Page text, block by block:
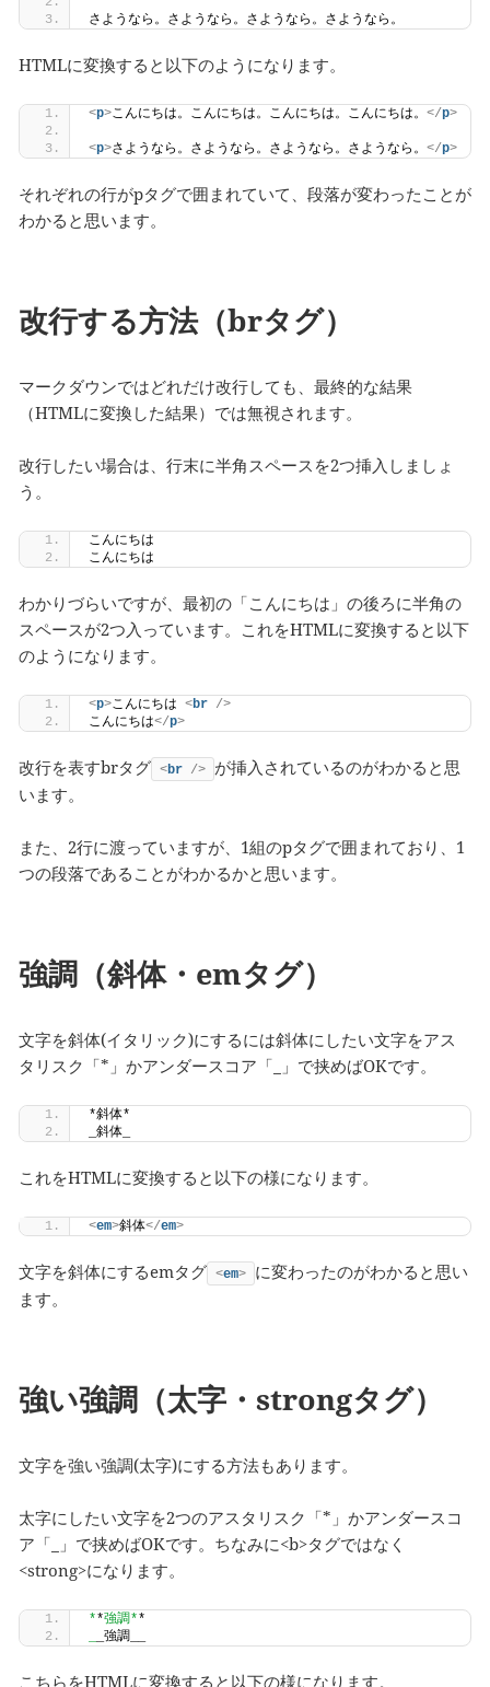
さようなら。さようなら。さようなら。さようなら。
HTMLに変換すると以下のようになります。
<p>こんにちは。こんにちは。こんにちは。こんにちは。 </p>
<p>さようなら。さようなら。さようなら。さようなら。 </p>
それぞれの行がpタグで囲まれていて、段落が変わったことが
わかると思います。
改行する方法（brタグ）
マークダウンではどれだけ改行しても、最終的な結果
（HTMLに変換した結果）では無視されます。
改行したい場合は、行末に半角スペースを2つ挿入しましょ
う。
こんにちは
こんにちは
わかりづらいですが、最初の「こんにちは」の後ろに半角の
スペースが2つ入っています。これをHTMLに変換すると以下
のようになります。
<p>こんにちは <br
/>
こんにちは</p>
改行を表すbrタグ <br />
が挿入されているのがわかると思
います。
また、2行に渡っていますが、1組のpタグで囲まれており、1
つの段落であることがわかるかと思います。
強調（斜体・emタグ）
文字を斜体(イタリック)にするには斜体にしたい文字をアス
タリスク「*」かアンダースコア「_」で挟めばOKです。
*斜体*
_斜体_
これをHTMLに変換すると以下の様になります。
<em>斜体</em>
文字を斜体にするemタグ <em>
に変わったのがわかると思い
ます。
強い強調（太字・strongタグ）
文字を強い強調(太字)にする方法もあります。
太字にしたい文字を2つのアスタリスク「*」かアンダースコ
ア「_」で挟めばOKです。ちなみに<b>タグではなく
<strong>になります。
**強調**
_強調__
こちらをHTMLに変換すると以下の様になります。